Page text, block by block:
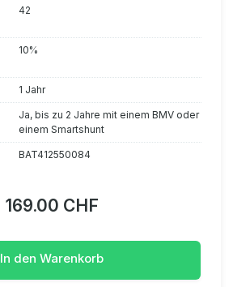
42
10%
1 Jahr
Ja, bis zu 2 Jahre mit einem BMV oder
einem Smartshunt
BAT412550084
169.00 CHF
In den Warenkorb